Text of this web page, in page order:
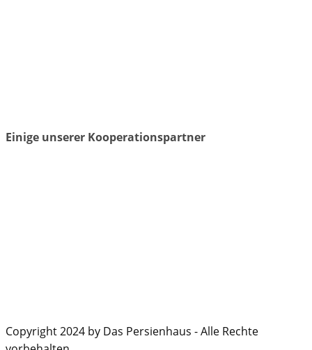
Einige unserer Kooperationspartner
Copyright 2024 by Das Persienhaus - Alle Rechte